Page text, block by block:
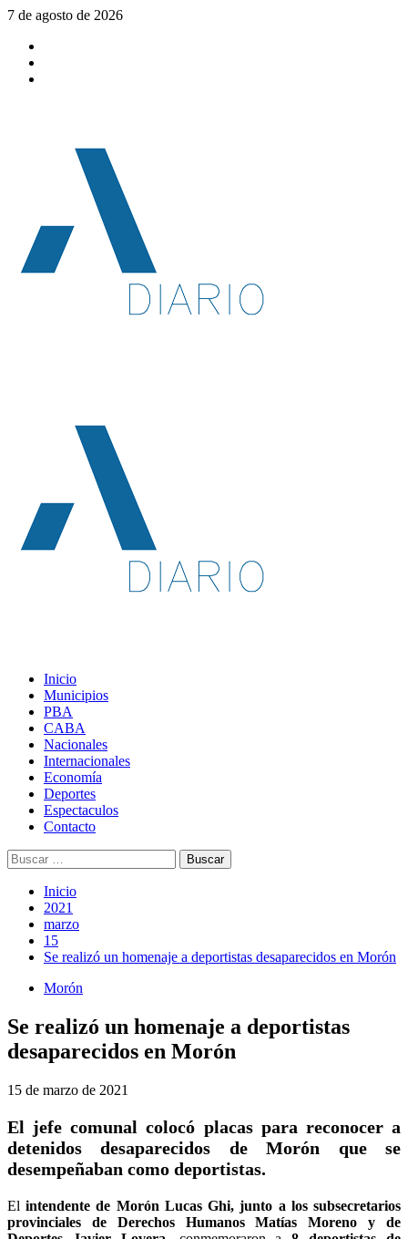
Saltar
contenido
7 de agosto de 2026
Inicio
Municipios
PBA
CABA
Nacionales
Internacionales
Economía
Deportes
Espectaculos
Contacto
Buscar:
Inicio
2021
marzo
15
Se realizó un homenaje a deportistas desaparecidos en Morón
Morón
Se realizó un homenaje a deportistas
desaparecidos en Morón
15 de marzo de 2021
El jefe comunal colocó placas para reconocer a
detenidos desaparecidos de Morón que se
desempeñaban como deportistas.
El intendente de Morón Lucas Ghi, junto a los subsecretarios
provinciales de Derechos Humanos Matías Moreno y de